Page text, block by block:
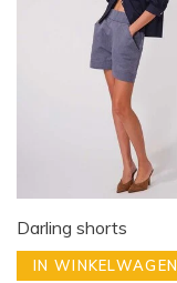
Darling shorts
IN WINKELWAGEN